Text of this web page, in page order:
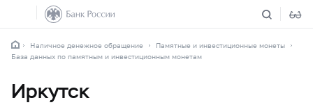
Наличное денежное обращение
Памятные и инвестиционные монеты
База данных по памятным и инвестиционным монетам
Иркутск